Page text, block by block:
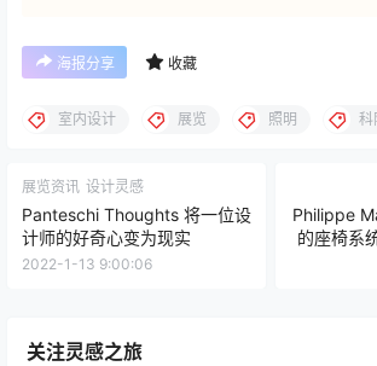
海报分享 收藏
室内设计 展览 照明 科
展览资讯 设计灵感
Panteschi Thoughts 将一位设
计师的好奇心变为现实
2022-1-13 9:00:06
Philippe
的座椅系
关注灵感之旅